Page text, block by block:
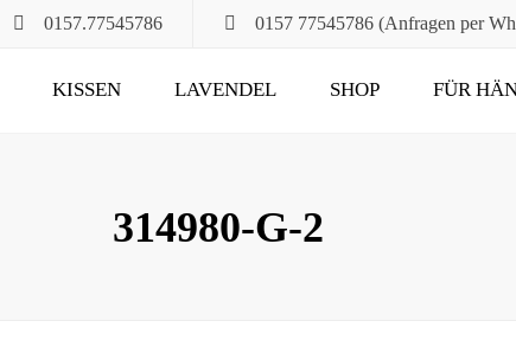
0157.77545786 0157 77545786 (Anfragen per
KISSEN LAVENDEL
FÜR MUND, HALS
SHOP FÜR
314980-G-2